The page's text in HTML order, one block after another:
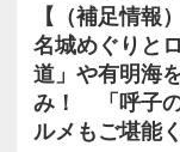
【（補足情報
名城めぐりと
道」や有明海
み！ 「呼子の
ルメもご堪能